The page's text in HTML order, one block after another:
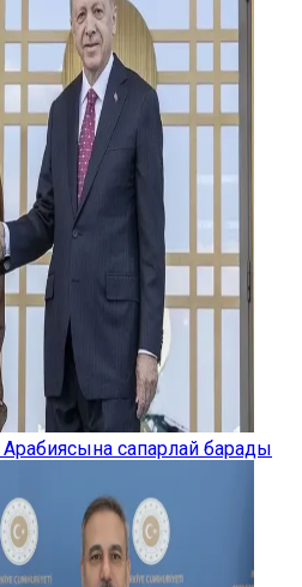
сапарлай барады